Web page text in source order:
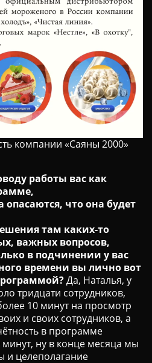
компании «Саяны 2000»
работы вас как
что она будет
там каких-то
важных вопросов,
в подчинении у вас
времени вы лично вот
Да, Наталья, у
тридцати сотрудников,
10 минут на просмотр
и своих сотрудников, а
в программе
минут, ну в конце месяца мы
и целеполагание